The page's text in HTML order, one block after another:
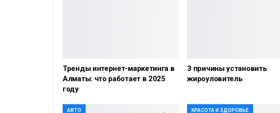
Тренды интернет-маркетинга в
Алматы: что работает в 2025
году
3 причины установить
жироуловитель
АВТО КРАСОТА И ЗДОРОВЬЕ